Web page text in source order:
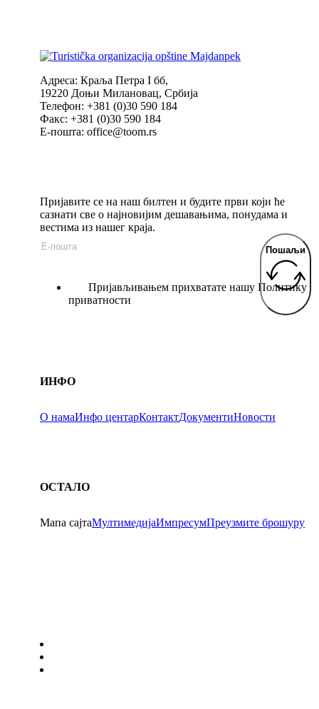
Адреса: Краља Петра I бб,
19220 Доњи Милановац, Србија
Телефон: +381 (0)30 590 184
Факс: +381 (0)30 590 184
Е-пошта: office@toom.rs
ИНФО
О намаИнфо центарКонтактДокументиНовости
ОСТАЛО
Мапа сајтаМултимедијаИмпресумПреузмите брошуру
Пријавите се на наш билтен и будите први који ће
сазнати све о најновијим дешавањима, понудама и
вестима из нашег краја.
Пошаљи
Пријављивањем прихватате нашу Политику
приватности